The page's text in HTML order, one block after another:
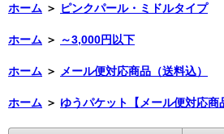
ホーム ＞ ピンクパール・ミドルタイプ
ホーム ＞ ～3,000円以下
ホーム ＞ メール便対応商品（送料込）
ホーム ＞ ゆうパケット【メール便対応商